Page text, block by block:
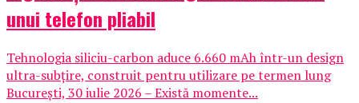
unui telefon pliabil
Tehnologia siliciu-carbon aduce 6.660 mAh într-un design
ultra-subțire, construit pentru utilizare pe termen lung
București, 30 iulie 2026 – Există momente...